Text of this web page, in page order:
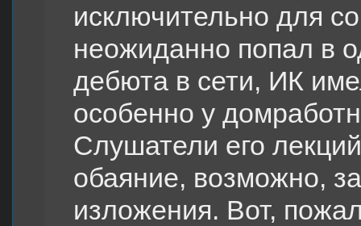
исключительно для
неожиданно попал в
дебюта в сети, ИК
особенно у
Слушатели его
обаяние, возможно,
изложения. Вот,